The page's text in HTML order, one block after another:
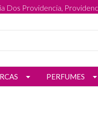
Dos Providencia,
PERFUMES